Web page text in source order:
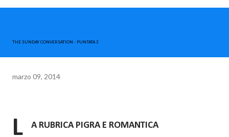
THE SUNDAY CONVERSATION - PUNTATA 3
marzo 09, 2014
L A RUBRICA PIGRA E ROMANTICA